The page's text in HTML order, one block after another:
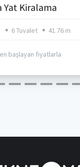
Yat Kiralama
6 Tuvalet 41.76 m
başlayan fiyatlarla